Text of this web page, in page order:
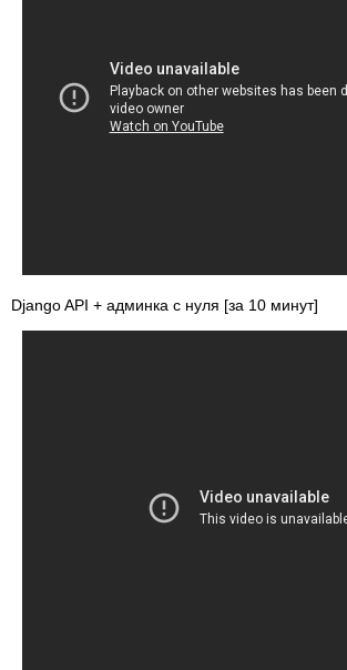
Django API + админка с нуля [за 10 минут]